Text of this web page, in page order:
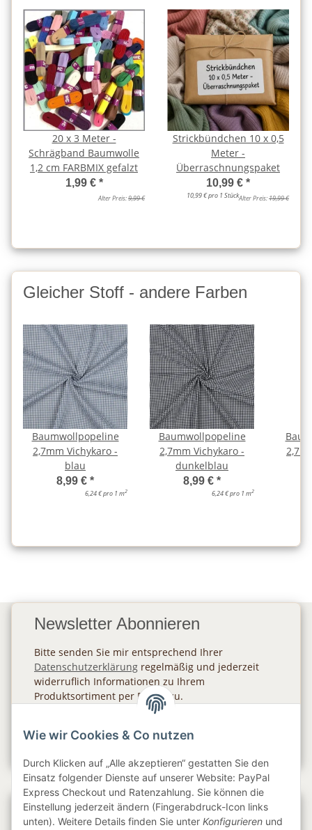
20 x 3 Meter -
Schrägband Baumwolle
1,2 cm FARBMIX gefalzt
1,99 € *
Alter Preis:9,99 €
Strickbündchen 10 x 0,5
Meter -
Überraschnungspaket
10,99 € *
10,99 € pro 1 StückAlter Preis:19,99 €
Gleicher Stoff - andere Farben
Baumwollpopeline
2,7mm Vichykaro -
blau
8,99 € *
6,24 € pro 1 m2
Baumwollpopeline
2,7mm Vichykaro -
dunkelblau
8,99 € *
6,24 € pro 1 m2
Newsletter Abonnieren
Bitte senden Sie mir entsprechend Ihrer
Datenschutzerklärung regelmäßig und jederzeit
widerruflich Informationen zu Ihrem
Produktsortiment per E-Mail zu.
Gesetzliche Informationen
Wie wir Cookies & Co nutzen
Durch Klicken auf „Alle akzeptieren“ gestatten Sie den
Einsatz folgender Dienste auf unserer Website: PayPal
Express Checkout und Ratenzahlung. Sie können die
Einstellung jederzeit ändern (Fingerabdruck-Icon links
unten). Weitere Details finden Sie unter Konfigurieren und